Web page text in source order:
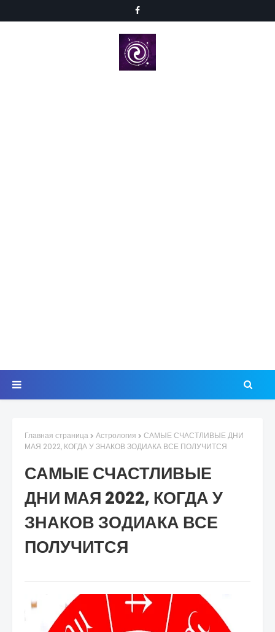
Главная страница Астрология
САМЫЕ СЧАСТЛИВЫЕ ДНИ
МАЯ 2022, КОГДА У ЗНАКОВ ЗОДИАКА ВСЕ ПОЛУЧИТСЯ
САМЫЕ СЧАСТЛИВЫЕ
ДНИ МАЯ 2022, КОГДА У
ЗНАКОВ ЗОДИАКА ВСЕ
ПОЛУЧИТСЯ